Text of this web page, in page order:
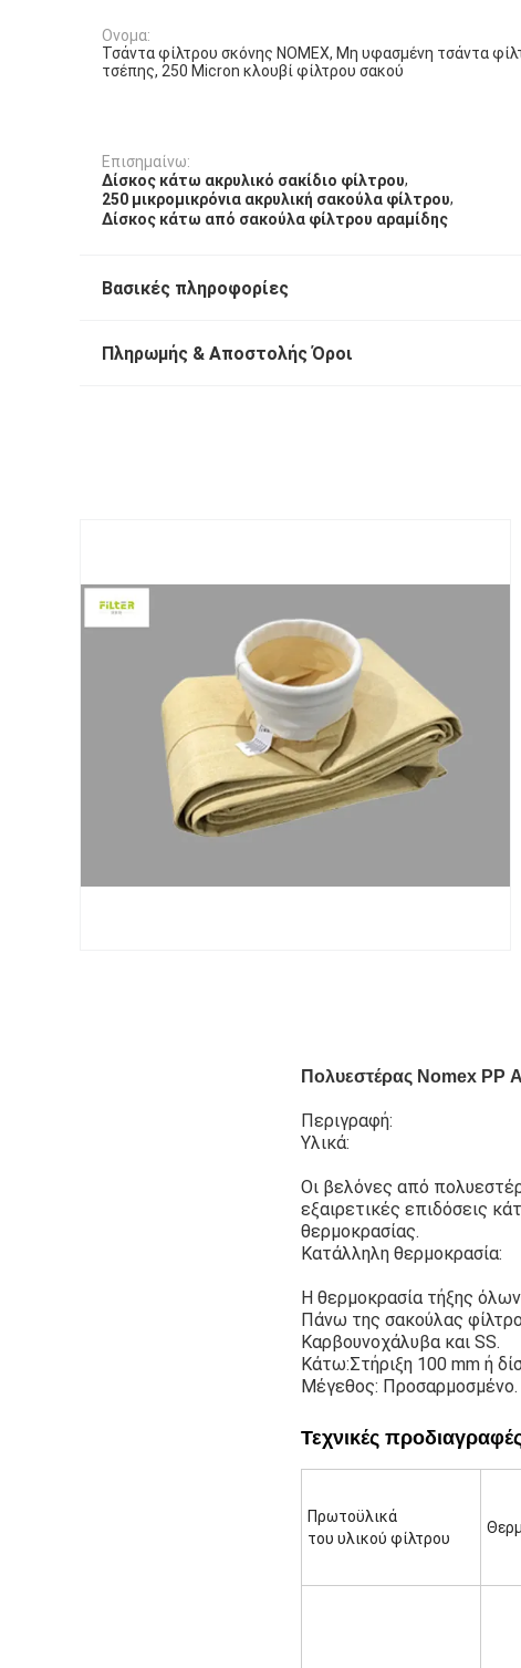
Ονομα:
Τσάντα φίλτρου σκόνης NOMEX, Μη υφασμένη τσάντα
τσέπης, 250 Micron κλουβί φίλτρου σακού
Επισημαίνω:
Δίσκος κάτω ακρυλικό σακίδιο φίλτρου,
250 μικρομικρόνια ακρυλική σακούλα φίλτρου,
Δίσκος κάτω από σακούλα φίλτρου αραμίδης
Βασικές πληροφορίες
Πληρωμής & Αποστολής Όροι
Πολυεστέρας Nomex PP
Περιγραφή:
Υλικά:
Οι βελόνες από
εξαιρετικές επιδόσεις
θερμοκρασίας.
Κατάλληλη θερμοκρασία:
Η θερμοκρασία τήξης
Πάνω της σακούλας
Καρβουνοχάλυβα και SS.
Κάτω:Στήριξη 100 mm ή
Μέγεθος: Προσαρμοσμένο.
Τεχνικές
Πρωτοϋλικά
του υλικού φίλτρου